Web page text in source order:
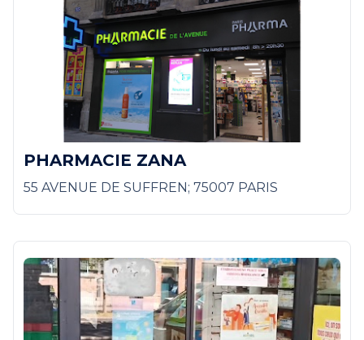
PHARMACIE ZANA
55 AVENUE DE SUFFREN; 75007 PARIS